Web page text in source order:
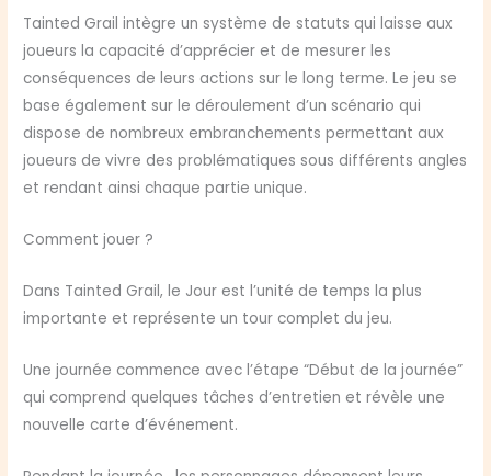
Tainted Grail intègre un système de statuts qui laisse aux
joueurs la capacité d’apprécier et de mesurer les
conséquences de leurs actions sur le long terme. Le jeu se
base également sur le déroulement d’un scénario qui
dispose de nombreux embranchements permettant aux
joueurs de vivre des problématiques sous différents angles
et rendant ainsi chaque partie unique.
Comment jouer ?
Dans Tainted Grail, le Jour est l’unité de temps la plus
importante et représente un tour complet du jeu.
Une journée commence avec l’étape “Début de la journée”
qui comprend quelques tâches d’entretien et révèle une
nouvelle carte d’événement.